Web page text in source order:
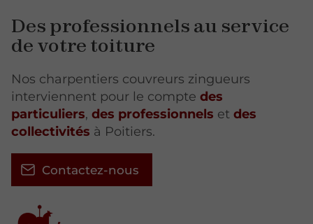
Des professionnels au service
de votre toiture
Nos charpentiers couvreurs zingueurs
interviennent pour le compte des
particuliers, des professionnels et des
collectivités à Poitiers.
Contactez-nous